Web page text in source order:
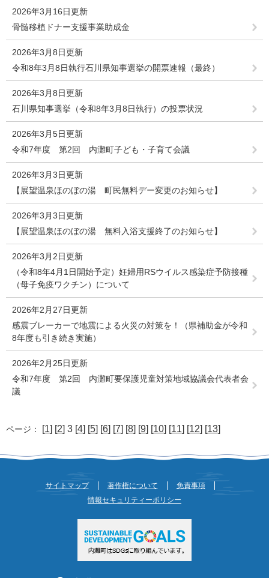
2026年3月16日更新
骨髄移植ドナー支援事業助成金
2026年3月8日更新
令和8年3月8日執行石川県知事選挙の開票速報（最終）
2026年3月8日更新
石川県知事選挙（令和8年3月8日執行）の投票状況
2026年3月5日更新
令和7年度 第2回 内灘町子ども・子育て会議
2026年3月3日更新
【展望温泉ほのぼの湯 町民無料デー変更のお知らせ】
2026年3月3日更新
【展望温泉ほのぼの湯 無料入浴支援終了のお知らせ】
2026年3月2日更新
（令和8年4月1日開始予定）妊婦用RSウイルス感染症予防接種
（母子免疫ワクチン）について
2026年2月27日更新
感震ブレーカーで地震による火災の対策を！（県補助金が令和
8年度も引き続き実施）
2026年2月25日更新
令和7年度 第2回 内灘町要保護児童対策地域協議会代表者会
議
ページ： [1] [2] 3 [4] [5] [6] [7] [8] [9] [10] [11] [12] [13]
サイトマップ 著作権について
免責事項
情報セキュリティーポリシー